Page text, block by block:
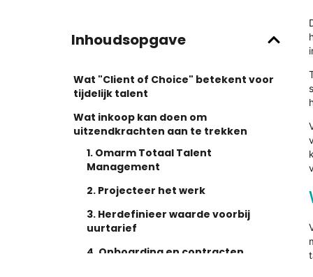
Inhoudsopgave
Wat "Client of Choice" betekent voor
tijdelijk talent
Wat inkoop kan doen om
uitzendkrachten aan te trekken
1. Omarm Totaal Talent
Management
2. Projecteer het werk
3. Herdefinieer waarde voorbij
uurtarief
4. Onboarding en contracten